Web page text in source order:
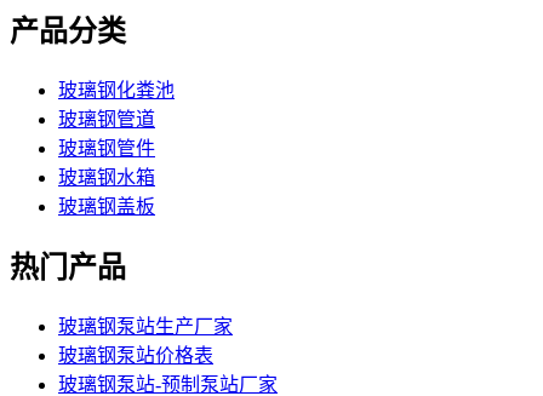
产品分类
玻璃钢化粪池
玻璃钢管道
玻璃钢管件
玻璃钢水箱
玻璃钢盖板
热门产品
玻璃钢泵站生产厂家
玻璃钢泵站价格表
玻璃钢泵站-预制泵站厂家